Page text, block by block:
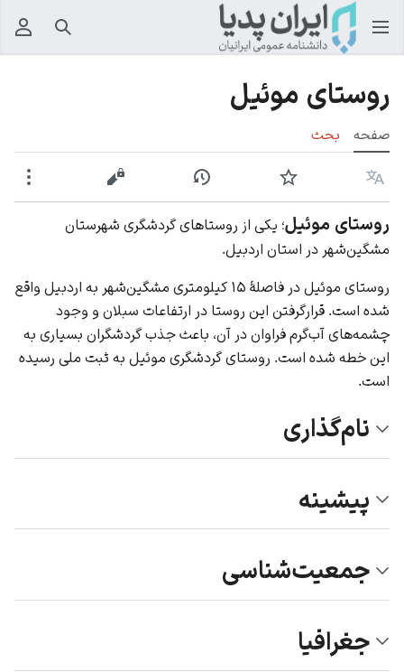
جستجو
روستای موئیل
صفحه بحث
زبان پیگیری نمایش تاریخچهنمایش مبدأ
روستای موئیل؛ یکی از روستاهای گردشگری شهرستان
مشگین‌شهر در استان اردبیل.
روستای موئیل در فاصلهٔ ۱۵ کیلومتری مشگین‌شهر به اردبیل واقع
شده است. قرارگرفتن این روستا در ارتفاعات سبلان و وجود
چشمه‌های آب‌گرم فراوان در آن، باعث جذب گردشگران بسیاری به
این خطه شده است. روستای گردشگری موئیل به ثبت ملی رسیده
است.
نام‌گذاری
پیشینه
جمعیت‌شناسی
جغرافیا